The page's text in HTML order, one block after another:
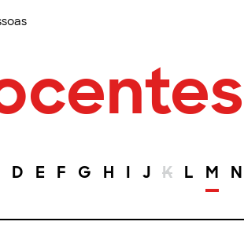
D E F G H I J K L M N